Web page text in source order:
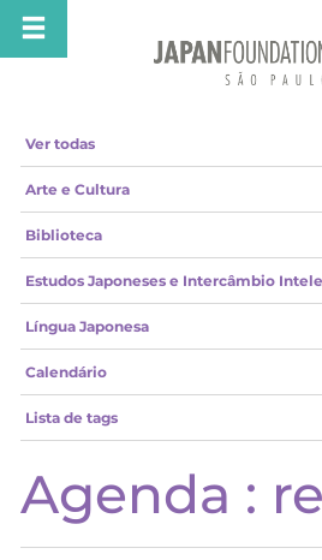
Ver todas
Arte e Cultura
Biblioteca
Estudos Japoneses e Intercâmbio
Língua Japonesa
Calendário
Lista de tags
Agenda :